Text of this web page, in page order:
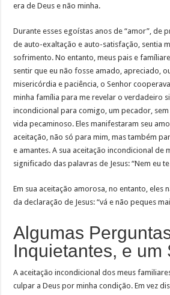
era de Deus e não minha.
Durante esses egoístas anos de “amor”, de
de auto-exaltação e auto-satisfação, sentia
sofrimento. No entanto, meus pais e
sentir que eu não fosse amado, apreciado,
misericórdia e paciência, o Senhor
minha família para me revelar o verdadeiro
incondicional para comigo, um pecador,
vida pecaminoso. Eles manifestaram seu
aceitação, não só para mim, mas também
e amantes. A sua aceitação incondicional de
significado das palavras de Jesus: “Nem eu
Em sua aceitação amorosa, no entanto, eles
da declaração de Jesus: “vá e não peques
Algumas
Inquietantes, e um
A aceitação incondicional dos meus
culpar a Deus por minha condição. Em vez